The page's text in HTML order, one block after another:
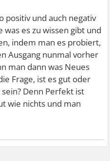
positiv und auch negativ
was es zu wissen gibt und
indem man es probiert,
Ausgang nunmal vorher
man dann was Neues
Frage, ist es gut oder
Denn Perfekt ist
wie nichts und man